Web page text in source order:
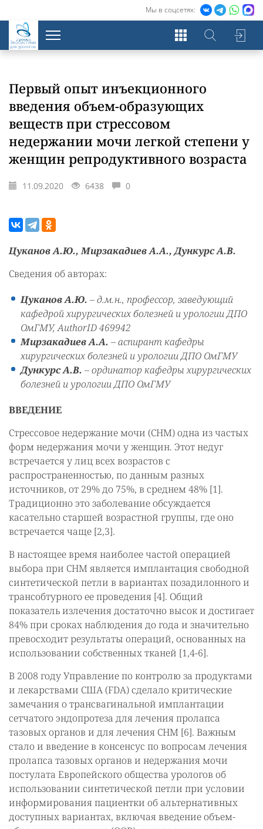
Мы в соцсетях:
Экосистема
для урологов
Первый опыт инъекционного
введения объем-образующих
веществ при стрессовом
недержании мочи легкой степени у
женщин репродуктивного возраста
11.09.2020 6438 0
Цуканов А.Ю., Мирзакадиев А.А., Дункурс А.В.
Сведения об авторах:
Цуканов А.Ю. – д.м.н., профессор, заведующий
кафедрой хирургических болезней и урологии ДПО
ОмГМУ, AuthorID 469942
Мирзакадиев А.А. – аспирант кафедры
хирургических болезней и урологии ДПО ОмГМУ
Дункурс А.В. – ординатор кафедры хирургических
болезней и урологии ДПО ОмГМУ
ВВЕДЕНИЕ
Стрессовое недержание мочи (СНМ) одна из частых
форм недержания мочи у женщин. Этот недуг
встречается у лиц всех возрастов с
распространенностью, по данным разных
источников, от 29% до 75%, в среднем 48% [1].
Традиционно это заболевание обсуждается
касательно старшей возрастной группы, где оно
встречается чаще [2,3].
В настоящее время наиболее частой операцией
выбора при СНМ является имплантация свободной
синтетической петли в вариантах позадилонного и
трансобтурного ее проведения [4]. Общий
показатель излечения достаточно высок и достигает
84% при сроках наблюдения до года и значительно
превосходит результаты операций, основанных на
использовании собственных тканей [1,4-6].
В 2008 году Управление по контролю за продуктами
и лекарствами США (FDA) сделало критические
замечания о трансвагинальной имплантации
сетчатого эндопротеза для лечения пролапса
тазовых органов и для лечения СНМ [6]. Важным
стало и введение в консенсус по вопросам лечения
пролапса тазовых органов и недержания мочи
постулата Европейского общества урологов об
использовании синтетической петли при условии
информирования пациентки об альтернативных
доступных вариантах, включая введение объем-